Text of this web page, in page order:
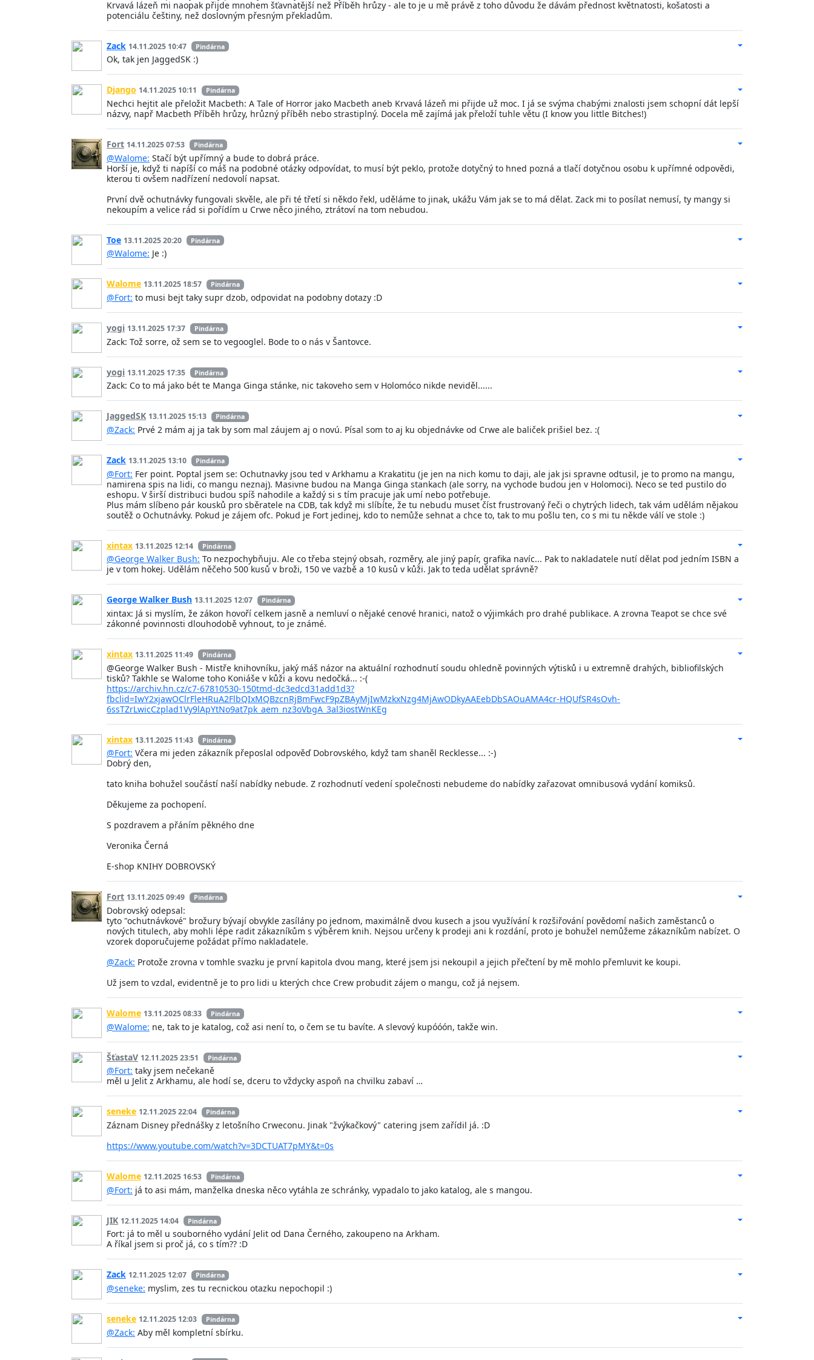
Krvavá lázeň mi naopak přijde mnohem šťavnatější než Příběh hrůzy - ale to je u mě právě z toho důvodu že dávám přednost květnatosti, košatosti a
potenciálu češtiny, než doslovným přesným překladům.
Zack 14.11.2025 10:47 Pindárna
Ok, tak jen JaggedSK :)
Django 14.11.2025 10:11 Pindárna
Nechci hejtit ale přeložit Macbeth: A Tale of Horror jako Macbeth aneb Krvavá lázeň mi přijde už moc. I já se svýma chabými znalosti jsem schopní dát lepší
názvy, např Macbeth Příběh hrůzy, hrůzný příběh nebo strastiplný. Docela mě zajímá jak přeloží tuhle větu (I know you little Bitches!)
Fort 14.11.2025 07:53 Pindárna
@Walome: Stačí být upřímný a bude to dobrá práce.
Horší je, když ti napíší co máš na podobné otázky odpovídat, to musí být peklo, protože dotyčný to hned pozná a tlačí dotyčnou osobu k upřímné odpovědi,
kterou ti ovšem nadřízení nedovolí napsat.
První dvě ochutnávky fungovali skvěle, ale při té třetí si někdo řekl, uděláme to jinak, ukážu Vám jak se to má dělat. Zack mi to posílat nemusí, ty mangy si
nekoupím a velice rád si pořídím u Crwe něco jiného, ztrátoví na tom nebudou.
Toe 13.11.2025 20:20 Pindárna
@Walome: Je :)
Walome 13.11.2025 18:57 Pindárna
@Fort: to musi bejt taky supr dzob, odpovidat na podobny dotazy :D
yogi 13.11.2025 17:37 Pindárna
Zack: Tož sorre, ož sem se to vegooglel. Bode to o nás v Šantovce.
yogi 13.11.2025 17:35 Pindárna
Zack: Co to má jako bét te Manga Ginga stánke, nic takoveho sem v Holomóco nikde neviděl......
JaggedSK 13.11.2025 15:13 Pindárna
@Zack: Prvé 2 mám aj ja tak by som mal záujem aj o novú. Písal som to aj ku objednávke od Crwe ale baliček prišiel bez. :(
Zack 13.11.2025 13:10 Pindárna
@Fort: Fer point. Poptal jsem se: Ochutnavky jsou ted v Arkhamu a Krakatitu (je jen na nich komu to daji, ale jak jsi spravne odtusil, je to promo na mangu,
namirena spis na lidi, co mangu neznaj). Masivne budou na Manga Ginga stankach (ale sorry, na vychode budou jen v Holomoci). Neco se ted pustilo do
eshopu. V širší distribuci budou spíš nahodile a každý si s tím pracuje jak umí nebo potřebuje.
Plus mám slíbeno pár kousků pro sběratele na CDB, tak když mi slíbíte, že tu nebudu muset číst frustrovaný řeči o chytrých lidech, tak vám udělám nějakou
soutěž o Ochutnávky. Pokud je zájem ofc. Pokud je Fort jedinej, kdo to nemůže sehnat a chce to, tak to mu pošlu ten, co s mi tu někde válí ve stole :)
xintax 13.11.2025 12:14 Pindárna
@George Walker Bush: To nezpochybňuju. Ale co třeba stejný obsah, rozměry, ale jiný papír, grafika navíc... Pak to nakladatele nutí dělat pod jedním ISBN a
je v tom hokej. Udělám něčeho 500 kusů v broži, 150 ve vazbě a 10 kusů v kůži. Jak to teda udělat správně?
George Walker Bush 13.11.2025 12:07 Pindárna
xintax: Já si myslím, že zákon hovoří celkem jasně a nemluví o nějaké cenové hranici, natož o výjimkách pro drahé publikace. A zrovna Teapot se chce své
zákonné povinnosti dlouhodobě vyhnout, to je známé.
xintax 13.11.2025 11:49 Pindárna
@George Walker Bush - Mistře knihovníku, jaký máš názor na aktuální rozhodnutí soudu ohledně povinných výtisků i u extremně drahých, bibliofilských
tisků? Takhle se Walome toho Koniáše v kůži a kovu nedočká... :-(
https://archiv.hn.cz/c7-67810530-150tmd-dc3edcd31add1d3?
fbclid=IwY2xjawOClrFleHRuA2FlbQIxMQBzcnRjBmFwcF9pZBAyMjIwMzkxNzg4MjAwODkyAAEebDbSAOuAMA4cr-HQUfSR4sOvh-
6ssTZrLwicCzplad1Vy9lApYtNo9at7pk_aem_nz3oVbgA_3al3iostWnKEg
xintax 13.11.2025 11:43 Pindárna
@Fort: Včera mi jeden zákazník přeposlal odpověď Dobrovského, když tam shaněl Recklesse... :-)
Dobrý den,
tato kniha bohužel součástí naší nabídky nebude. Z rozhodnutí vedení společnosti nebudeme do nabídky zařazovat omnibusová vydání komiksů.
Děkujeme za pochopení.
S pozdravem a přáním pěkného dne
Veronika Černá
E-shop KNIHY DOBROVSKÝ
Fort 13.11.2025 09:49 Pindárna
Dobrovský odepsal:
tyto "ochutnávkové" brožury bývají obvykle zasílány po jednom, maximálně dvou kusech a jsou využívání k rozšiřování povědomí našich zaměstanců o
nových titulech, aby mohli lépe radit zákazníkům s výběrem knih. Nejsou určeny k prodeji ani k rozdání, proto je bohužel nemůžeme zákazníkům nabízet. O
vzorek doporučujeme požádat přímo nakladatele.
@Zack: Protože zrovna v tomhle svazku je první kapitola dvou mang, které jsem jsi nekoupil a jejich přečtení by mě mohlo přemluvit ke koupi.
Už jsem to vzdal, evidentně je to pro lidi u kterých chce Crew probudit zájem o mangu, což já nejsem.
Walome 13.11.2025 08:33 Pindárna
@Walome: ne, tak to je katalog, což asi není to, o čem se tu bavíte. A slevový kupóóón, takže win.
ŠťastaV 12.11.2025 23:51 Pindárna
@Fort: taky jsem nečekaně
měl u Jelit z Arkhamu, ale hodí se, dceru to vždycky aspoň na chvilku zabaví …
seneke 12.11.2025 22:04 Pindárna
Záznam Disney přednášky z letošního Crweconu. Jinak "žvýkačkový" catering jsem zařídil já. :D
https://www.youtube.com/watch?v=3DCTUAT7pMY&t=0s
Walome 12.11.2025 16:53 Pindárna
@Fort: já to asi mám, manželka dneska něco vytáhla ze schránky, vypadalo to jako katalog, ale s mangou.
JIK 12.11.2025 14:04 Pindárna
Fort: já to měl u souborného vydání Jelit od Dana Černého, zakoupeno na Arkham.
A říkal jsem si proč já, co s tím?? :D
Zack 12.11.2025 12:07 Pindárna
@seneke: myslim, zes tu recnickou otazku nepochopil :)
seneke 12.11.2025 12:03 Pindárna
@Zack: Aby měl kompletní sbírku.